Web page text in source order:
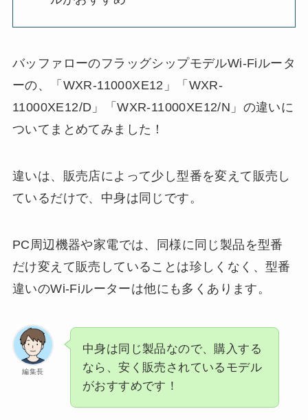
バッファローのフラッグシップモデルWi-Fiルータ
ーの、「WXR-11000XE12」「WXR-
11000XE12/D」「WXR-11000XE12/N」の違いに
ついてまとめてみました！
違いは、販売店によって少し型番を変えて販売し
ているだけで、中身は同じです。
PC周辺機器や家電では、同様に同じ製品を型番
だけ変えて販売していることは珍しくなく、型番
違いのWi-Fiルーターは他にも多くあります。
編集長
中身は同じ製品なので、購入する
なら、安く販売されているモデル
がおすすめです！